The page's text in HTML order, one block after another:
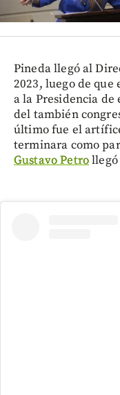
Pineda llegó al
2023, luego de que
a la Presidencia de
del también
último fue el
terminara como
Gustavo Petrollegó